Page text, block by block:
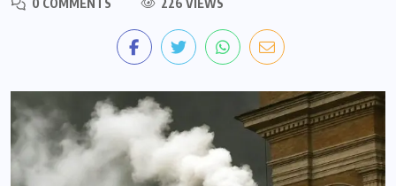
0 COMMENTS
226 VIEWS